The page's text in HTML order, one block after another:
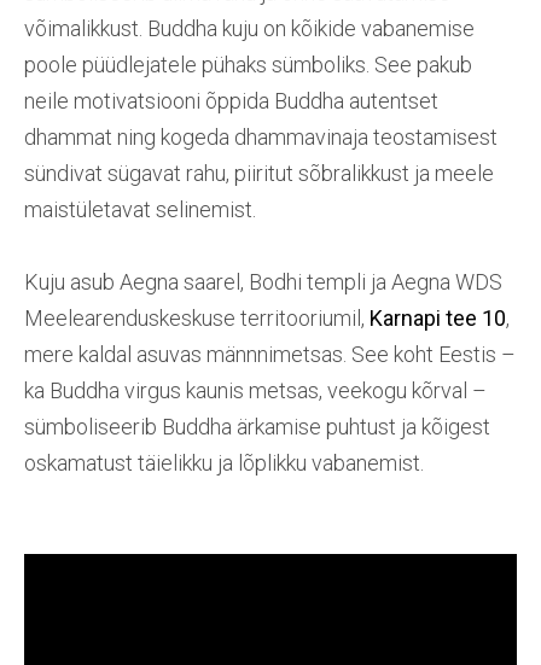
võimalikkust. Buddha kuju on kõikide vabanemise
poole püüdlejatele pühaks sümboliks. See pakub
neile motivatsiooni õppida Buddha autentset
dhammat ning kogeda dhammavinaja teostamisest
sündivat sügavat rahu, piiritut sõbralikkust ja meele
maistületavat selinemist.
Kuju asub Aegna saarel, Bodhi templi ja Aegna WDS
Meelearenduskeskuse territooriumil, Karnapi tee 10,
mere kaldal asuvas männnimetsas. See koht Eestis –
ka Buddha virgus kaunis metsas, veekogu kõrval –
sümboliseerib Buddha ärkamise puhtust ja kõigest
oskamatust täielikku ja lõplikku vabanemist.